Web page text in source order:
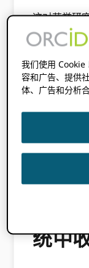
这对荣誉研
他人来说是
享有关他们
得更广泛的
使您既可以
以确保有关
添加从属关
收集
要求他们
工作
统中
我们使用 Cookie
容和广告、提供
体、广告和分析